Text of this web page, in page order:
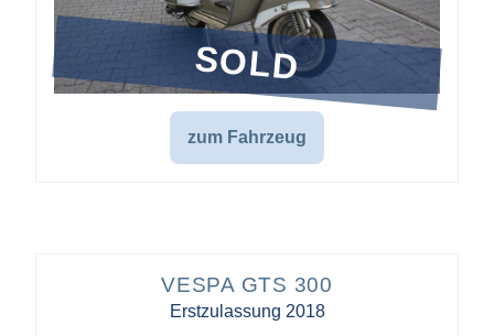
SOLD
zum Fahrzeug
VESPA GTS 300
Erstzulassung 2018